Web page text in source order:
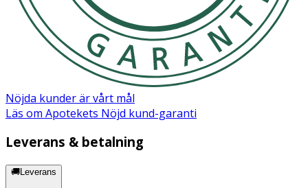
Nöjda kunder är vårt mål
Läs om Apotekets Nöjd kund-garanti
Leverans & betalning
🚚Leverans